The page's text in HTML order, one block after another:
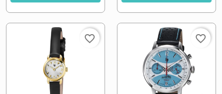
favorite_border favorite_border